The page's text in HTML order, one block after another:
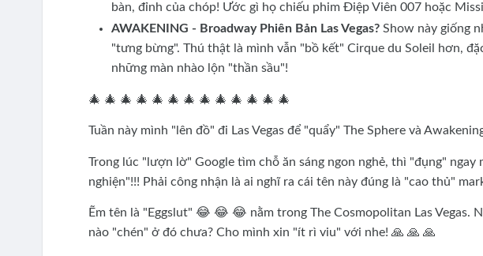
bàn, đỉnh của chóp! Ước gì họ chiếu phim Điệp Viên 007 hoặc
AWAKENING - Broadway Phiên Bản Las Vegas? Show này giống
"tưng bừng". Thú thật là mình vẫn "bồ kết" Cirque du Soleil hơn,
những màn nhào lộn "thần sầu"!
🎄 🎄 🎄 🎄 🎄 🎄 🎄 🎄 🎄 🎄 🎄 🎄 🎄
Tuần này mình "lên đồ" đi Las Vegas để "quẩy" The Sphere và
Trong lúc "lượn lờ" Google tìm chỗ ăn sáng ngon nghẻ, thì "đụng"
nghiện"!!! Phải công nhận là ai nghĩ ra cái tên này đúng là "cao thủ"
Ẽm tên là "Eggslut" 😂 😂 😂 nằm trong The Cosmopolitan Las Vegas.
nào "chén" ở đó chưa? Cho mình xin "ít rì viu" với nhe! 🙏 🙏 🙏